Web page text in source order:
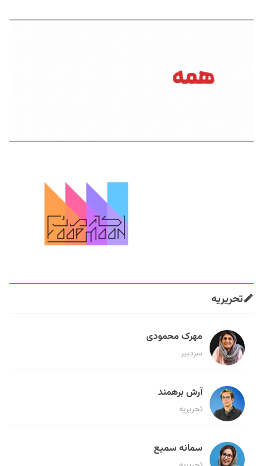
تحریریه
مهرک محمودی
سردبیر
آرش برهمند
تحریریه
سمانه سمیع